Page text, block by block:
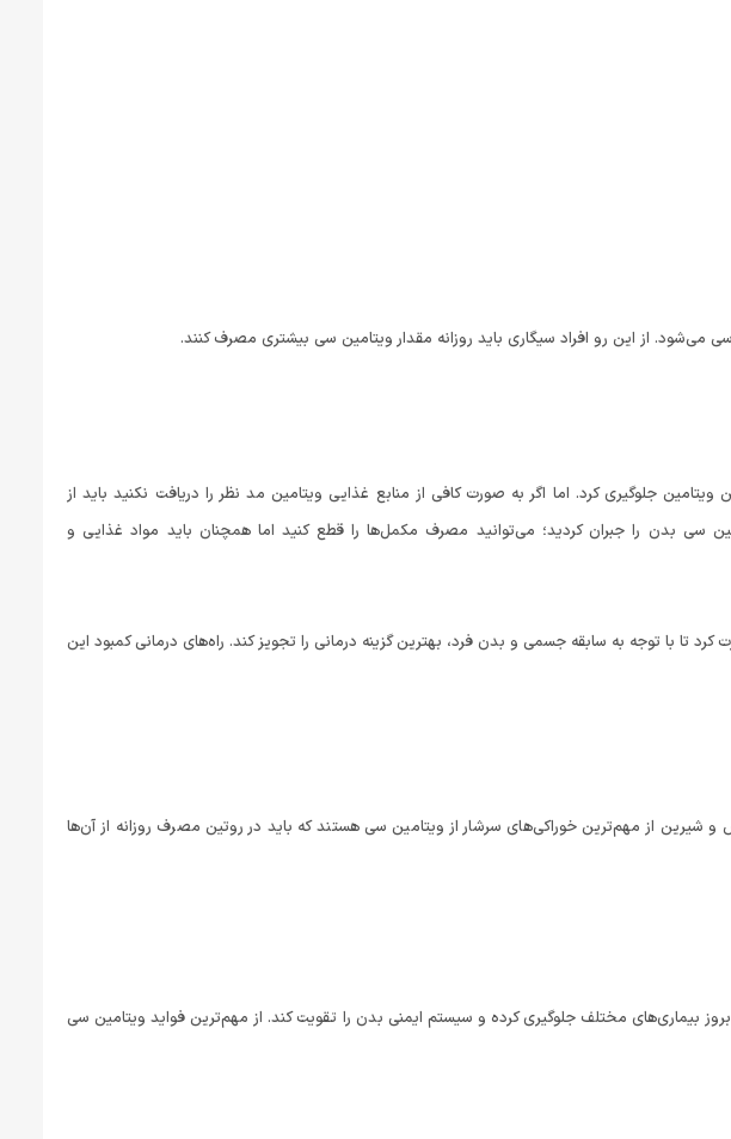
از این رو افراد سیگاری باید روزانه مقدار ویتامین سی بیشتری مصرف کنند.
جلوگیری کرد. اما اگر به صورت کافی از منابع غذایی ویتامین مد نظر را دریافت نکنید باید از
سی بدن را جبران کردید؛ می‌توانید مصرف مکمل‌ها را قطع کنید اما همچنان باید مواد غذایی و
تا با توجه به سابقه جسمی ‌و بدن فرد، بهترین گزینه درمانی را تجویز کند. راه‌های درمانی کمبود این
و شیرین از مهم‌ترین خوراکی‌های سرشار از ویتامین سی هستند که باید در روتین مصرف روزانه از آن‌ها
بیماری‌های مختلف جلوگیری کرده و سیستم ایمنی بدن را تقویت کند. از مهم‌ترین فواید ویتامین سی